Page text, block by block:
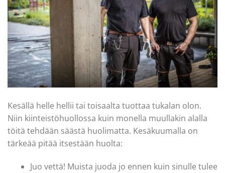
Kesällä helle hellii tai toisaalta tuottaa tukalan olon.
Niin kiinteistöhuollossa kuin monella muullakin alalla
töitä tehdään säästä huolimatta. Kesäkuumalla on
tärkeää pitää itsestään huolta:
Juo vettä! Muista juoda jo ennen kuin sinulle tulee